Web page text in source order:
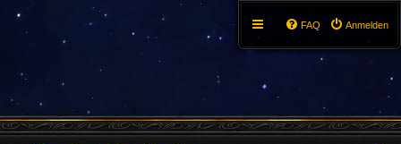
Anmelden
FAQ